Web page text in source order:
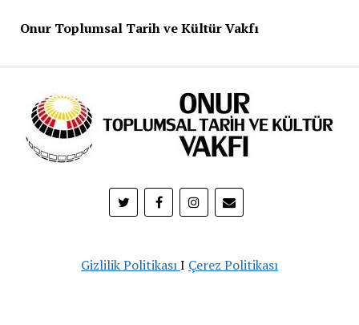
Onur Toplumsal Tarih ve Kültür Vakfı
Gizlilik PolitikasıI Çerez Politikası